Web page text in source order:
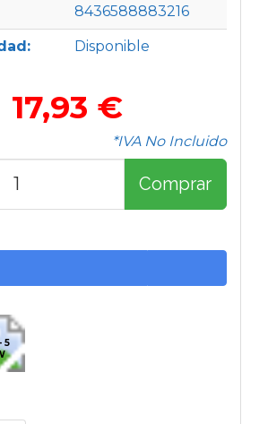
8436588883216
Disponible
17,93 €
*IVA No Incluido
Comprar
5